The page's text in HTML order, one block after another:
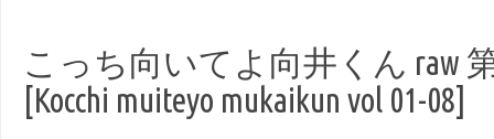
こっち向いてよ向井くん raw
[Kocchi muiteyo mukaikun vol 01-08]